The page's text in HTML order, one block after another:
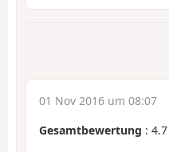
01 Nov 2016 um 08:07
Gesamtbewertung : 4.7